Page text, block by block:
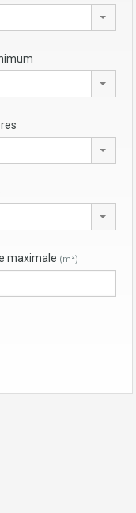
maximale (m²)